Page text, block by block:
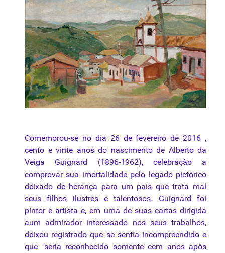
Comemorou-se no dia 26 de fevereiro de 2016 ,
cento e vinte anos do nascimento de Alberto da
Veiga Guignard (1896-1962), celebração a
comprovar sua imortalidade pelo legado pictórico
deixado de herança para um país que trata mal
seus filhos ilustres e talentosos. Guignard foi
pintor e artista e, em uma de suas cartas dirigida
aum admirador interessado nos seus trabalhos,
deixou registrado que se sentia incompreendido e
que "seria reconhecido somente cem anos após